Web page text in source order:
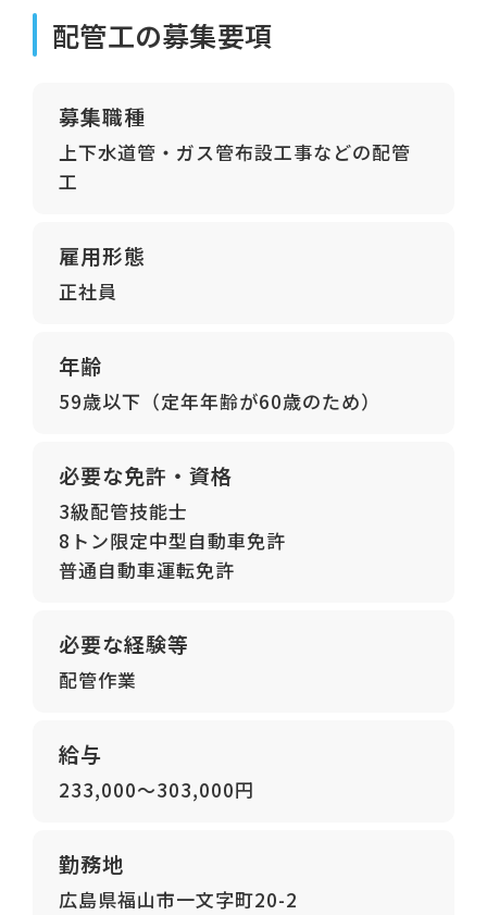
配管工の募集要項
募集職種
上下水道管・ガス管布設工事などの配管
工
雇用形態
正社員
年齢
59歳以下（定年年齢が60歳のため）
必要な免許・資格
3級配管技能士
8トン限定中型自動車免許
普通自動車運転免許
必要な経験等
配管作業
給与
233,000～303,000円
勤務地
広島県福山市一文字町20-2